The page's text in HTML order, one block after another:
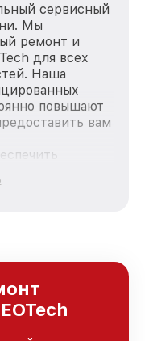
сервисный
Мы
ремонт и
для всех
Наша
повышают
вам
для
EOTech, вне
доверия